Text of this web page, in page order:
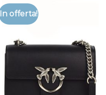
In offerta!